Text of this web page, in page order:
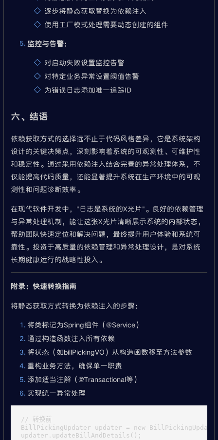
逐步将静态获取替换为依赖注入
使用工厂模式处理需要动态创建的组件
监控与告警：
对启动失败设置监控告警
对特定业务异常设置阈值告警
为错误日志添加唯一追踪ID
六、结语
依赖获取方式的选择远不止于代码风格差异，它是系统架构
设计的关键决策点，深刻影响着系统的可观测性、可维护性
和稳定性。通过采用依赖注入结合完善的异常处理体系，不
仅能提高代码质量，还能显著提升系统在生产环境中的可观
测性和问题诊断效率。
在现代软件开发中，"日志是系统的X光片"。良好的依赖管理
与异常处理机制，能让这张X光片清晰展示系统的内部状态，
帮助团队快速定位和解决问题，最终提升用户体验和系统可
靠性。投资于高质量的依赖管理和异常处理设计，是对系统
长期健康运行的战略性投入。
附录：快速转换指南
将静态获取方式转换为依赖注入的步骤：
将类标记为Spring组件（@Service）
通过构造函数注入所有依赖
将状态（如billPickingVO）从构造函数移至方法参数
重构业务方法，确保单一职责
添加适当注解（@Transactional等）
实现统一异常处理
// 转换前
BillPickingUpdater updater = new
updater.updateBillAndDetails();